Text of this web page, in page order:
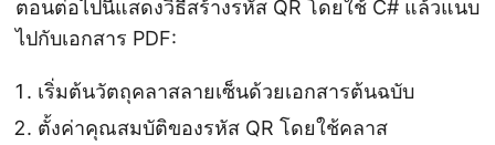
ตอนต่อไปนี้แสดงวิธีสร้างรหัส QR โดยใช้ C# แล้วแนบ
ไปกับเอกสาร PDF:
เริ่มต้นวัตถุคลาสลายเซ็นด้วยเอกสารต้นฉบับ
ตั้งค่าคุณสมบัติของรหัส QR โดยใช้คลาส